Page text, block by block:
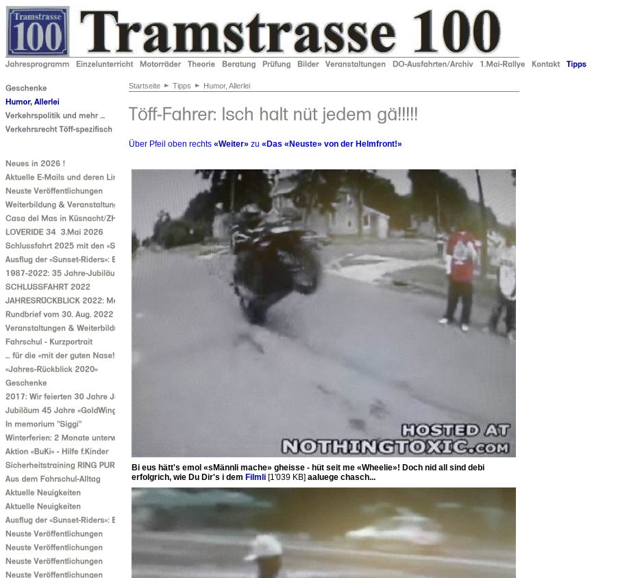
Startseite Tipps Humor, Allerlei
Über Pfeil oben rechts «Weiter» zu «Das «Neuste» von der Helmfront!»
Bi eus hätt's emol «sMännli mache» gheisse - hüt seit me «Wheelie»! Doch nid all sind debi
erfolgrich, wie Du Dir's i dem Filmli [1'039 KB] aaluege chasch...